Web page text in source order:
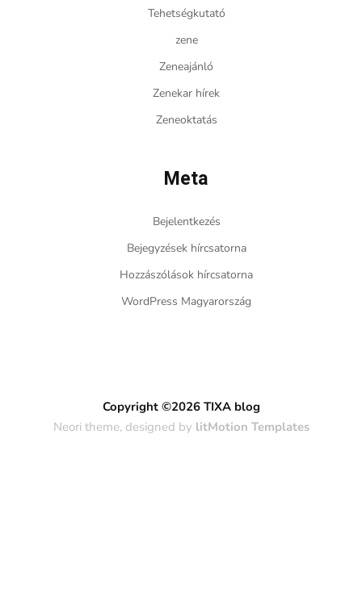
Tehetségkutató
zene
Zeneajánló
Zenekar hírek
Zeneoktatás
Meta
Bejelentkezés
Bejegyzések hírcsatorna
Hozzászólások hírcsatorna
WordPress Magyarország
Copyright ©2026 TIXA blog
Neori theme, designed by litMotion Templates